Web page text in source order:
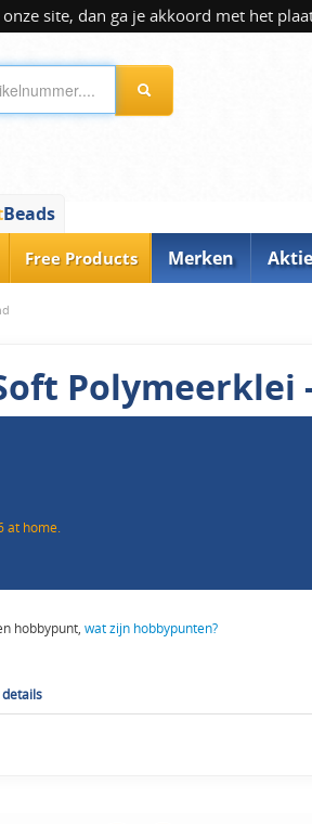
site, dan ga je akkoord met het
Beads
Free Products Merken Aktie
Polymeerklei
at home.
hobbypunt,wat zijn hobbypunten?
details